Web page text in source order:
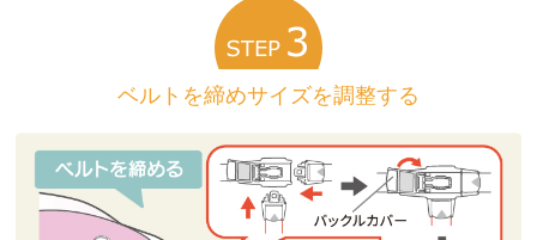
ベルトを締めサイズを調整する